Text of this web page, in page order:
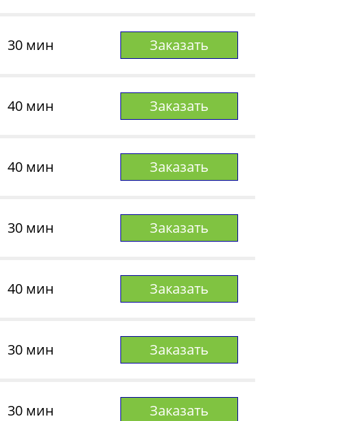
30 мин Заказать
40 мин Заказать
40 мин Заказать
30 мин Заказать
40 мин Заказать
30 мин Заказать
30 мин Заказать